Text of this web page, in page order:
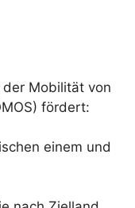
der Mobilität von
fördert:
einem und